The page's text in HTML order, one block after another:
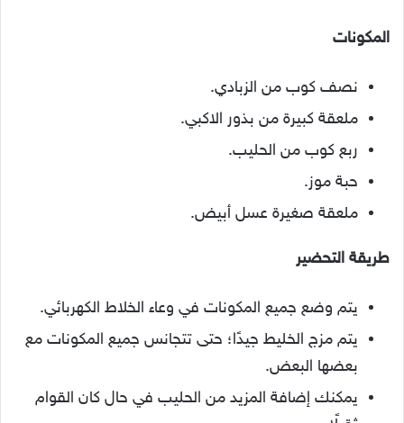
المكونات
نصف كوب من الزبادي.
ملعقة كبيرة من بذور الاكبي.
ربع كوب من الحليب.
حبة موز.
ملعقة صغيرة عسل أبيض.
طريقة التحضير
يتم وضع جميع المكونات في وعاء الخلاط الكهربائي.
يتم مزج الخليط جيدًا؛ حتى تتجانس جميع المكونات مع
بعضها البعض.
يمكنك إضافة المزيد من الحليب في حال كان القوام